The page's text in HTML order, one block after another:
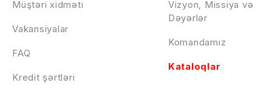
Vizyon, Missiya və
Dəyərlər
Komandamız
Kataloqlar
Müştəri xidməti
Vakansiyalar
FAQ
Kredit şərtləri